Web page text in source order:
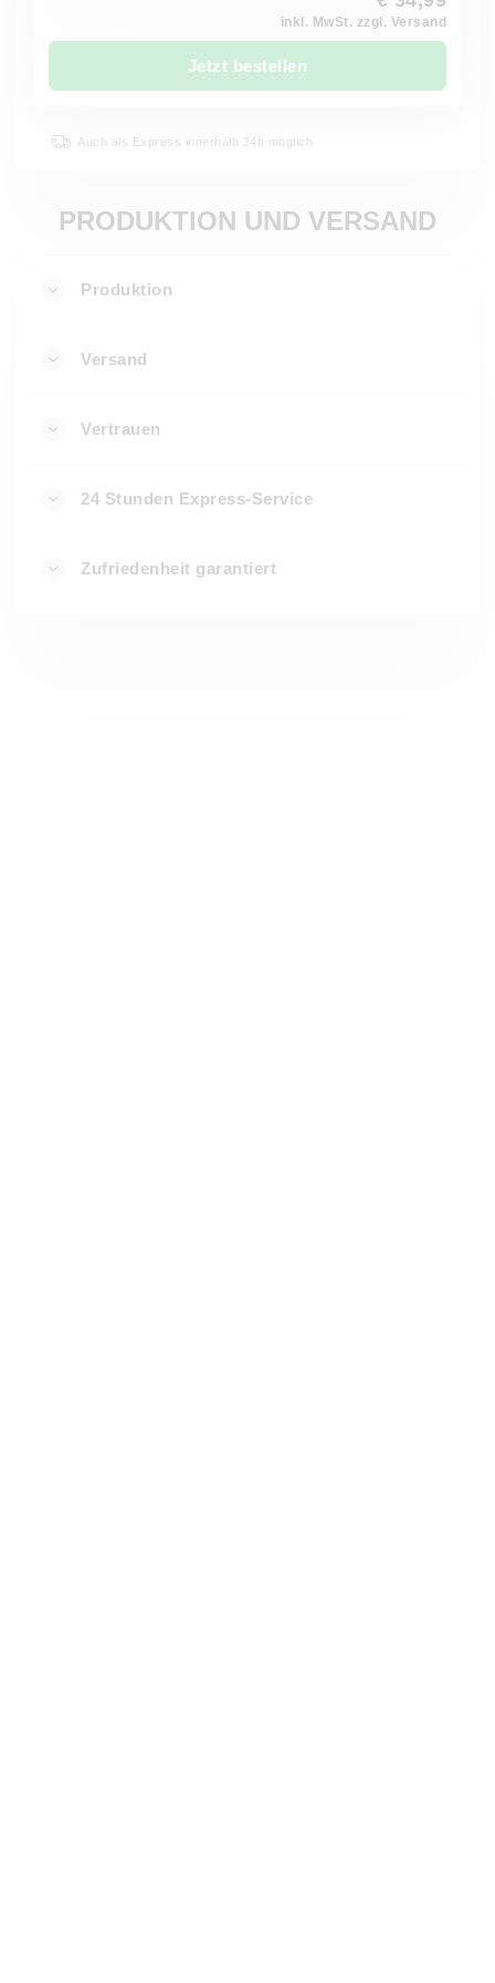
inkl. MwSt. zzgl. Versand
Jetzt bestellen
Auch als Express innerhalb 24h möglich
PRODUKTION UND VERSAND
Produktion
Versand
Vertrauen
24 Stunden Express-Service
Zufriedenheit garantiert